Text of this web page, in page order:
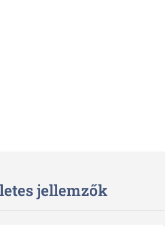
jellemzők